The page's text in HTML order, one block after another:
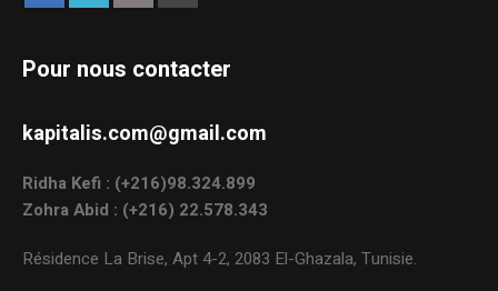
Pour nous contacter
kapitalis.com@gmail.com
Ridha Kefi : (+216)98.324.899
Zohra Abid : (+216) 22.578.343
Résidence La Brise, Apt 4-2, 2083 El-Ghazala, Tunisie.